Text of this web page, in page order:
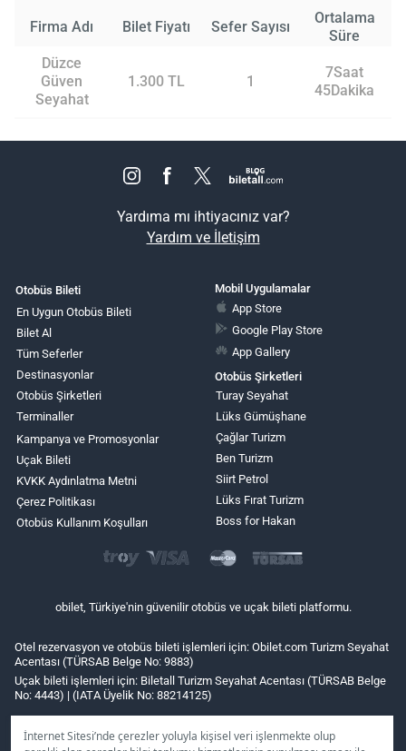
İnternet Sitesi’nde çerezler yoluyla kişisel veri işlenmekte olup
Firma Adı Bilet Fiyatı Sefer Sayısı
Ortalama
Süre
Düzce
Güven
Seyahat
1.300 TL 1
7Saat
45Dakika
Yardıma mı ihtiyacınız var?
Yardım ve İletişim
Otobüs Bileti
En Uygun Otobüs Bileti
Bilet Al
Tüm Seferler
Destinasyonlar
Otobüs Şirketleri
Terminaller
Kampanya ve Promosyonlar
Uçak Bileti
KVKK Aydınlatma Metni
Çerez Politikası
Otobüs Kullanım Koşulları
Mobil Uygulamalar
App Store
Google Play Store
App Gallery
Otobüs Şirketleri
Turay Seyahat
Lüks Gümüşhane
Çağlar Turizm
Ben Turizm
Siirt Petrol
Lüks Fırat Turizm
Boss for Hakan
obilet, Türkiye'nin güvenilir otobüs ve uçak bileti platformu.
Otel rezervasyon ve otobüs bileti işlemleri için: Obilet.com Turizm Seyahat
Acentası (TÜRSAB Belge No: 9883)
Uçak bileti işlemleri için: Biletall Turizm Seyahat Acentası (TÜRSAB Belge
No: 4443) | (IATA Üyelik No: 88214125)